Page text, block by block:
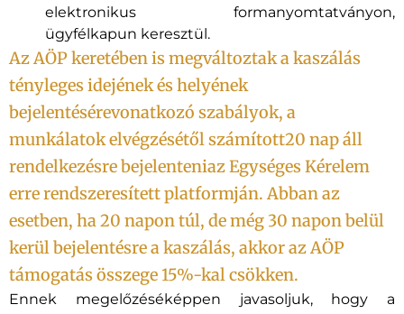
elektronikus formanyomtatványon,
ügyfélkapun keresztül.
Az AÖP keretében is megváltoztak a kaszálás
tényleges idejének és helyének
bejelentésérevonatkozó szabályok, a
munkálatok elvégzésétől számított20 nap áll
rendelkezésre bejelenteniaz Egységes Kérelem
erre rendszeresített platformján. Abban az
esetben, ha 20 napon túl, de még 30 napon belül
kerül bejelentésre a kaszálás, akkor az AÖP
támogatás összege 15%-kal csökken.
Ennek megelőzéséképpen javasoljuk, hogy a